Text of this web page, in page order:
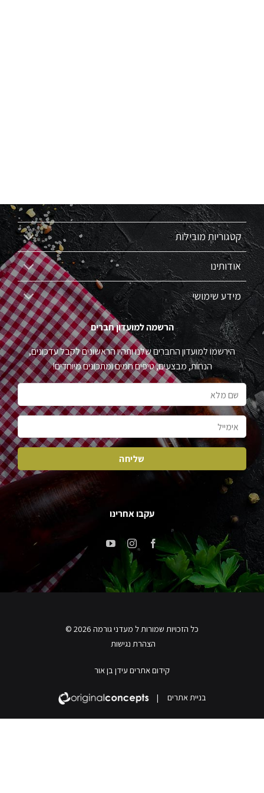
קטגוריות מובילות
אודותינו
מידע שימושי
הרשמה למועדון חברים
הירשמו למועדון החברים שלנו ותהיו הראשונים לקבל עדכונים,
הנחות, מבצעים, טיפים חמים ומתכונים מיוחדים!
עקבו אחרינו
כל הזכויות שמורות ל מעדני גורמה 2026 ©
הצהרת נגישות
קידום אתרים עידן בן אור
בניית אתרים |